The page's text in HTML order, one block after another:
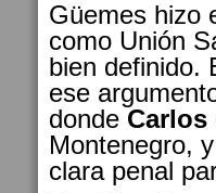
Güemes hizo
como Unión
bien definido.
ese
donde Carlos
Montenegro,
clara penal